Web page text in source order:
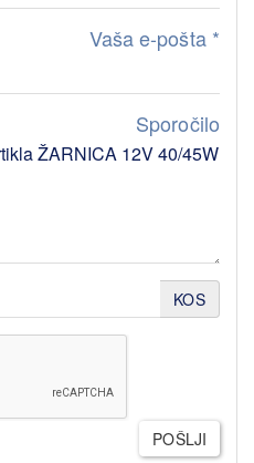
Vaša e-pošta *
Sporočilo
KOS
POŠLJI